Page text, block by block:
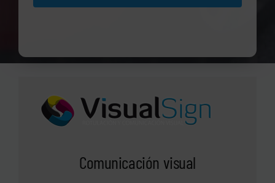
Comunicación visual